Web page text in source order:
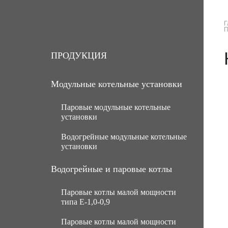
ПРОДУКЦИЯ
Модульные котельные установки
Паровые модульные котельные
установки
МКУ паровые угольные с ручной
подачей топлива
МКУ паровые угольные с
механической подачей топлива
Паровые газомазутные модульные
котельные установки
МКУ паровые мазутные (нефть)
Водогрейные модульные котельные
установки
МКУ водогрейные угольные с
ручной подачей топлива
МКУ водогрейные угольные с
механической подачей топлива
Водогрейные и паровые котлы
Паровые котлы малой мощности
типа Е-1,0-0,9
Паровые котлы малой мощности